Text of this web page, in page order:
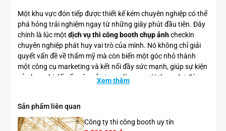
Một khu vực đón tiếp được thiết kế kém chuyên nghiệp có thể
phá hỏng trải nghiệm ngay từ những giây phút đầu tiên. Đây
chính là lúc một dịch vụ thi công booth chụp ảnhcheckin
chuyên nghiệp phát huy vai trò của mình. Nó không chỉ giải
quyết vấn đề về thẩm mỹ mà còn biến một góc nhỏ thành
một công cụ marketing và kết nối đầy sức mạnh, giúp sự kiện
của bạn ghi dấu ấn sâu sắc trong lòng người tham dự. Cùng
Xem thêm
Sản phẩm liên quan
Công ty thi công booth uy tín